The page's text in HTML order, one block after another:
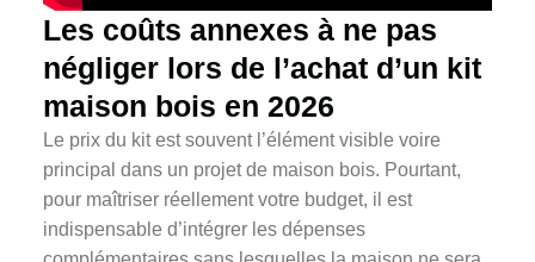
Les coûts annexes à ne pas
négliger lors de l’achat d’un kit
maison bois en 2026
Le prix du kit est souvent l’élément visible voire
principal dans un projet de maison bois. Pourtant,
pour maîtriser réellement votre budget, il est
indispensable d’intégrer les dépenses